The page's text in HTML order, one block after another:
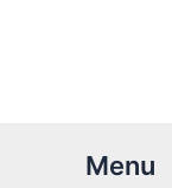
Menu